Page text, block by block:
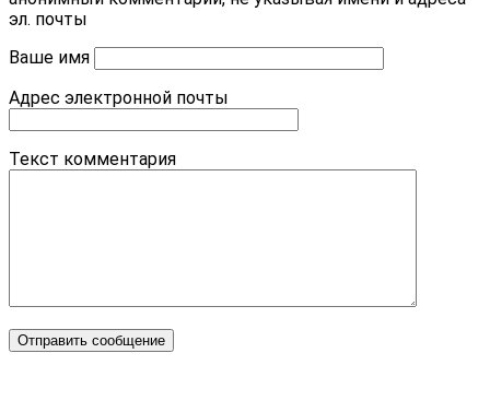
эл. почты
Ваше имя
Адрес электронной почты
Текст комментария